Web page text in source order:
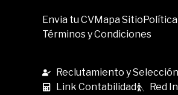
Envia tu CVMapa Sitio
Términos y Condiciones
Reclutamiento y
Link Contabilidad
Red